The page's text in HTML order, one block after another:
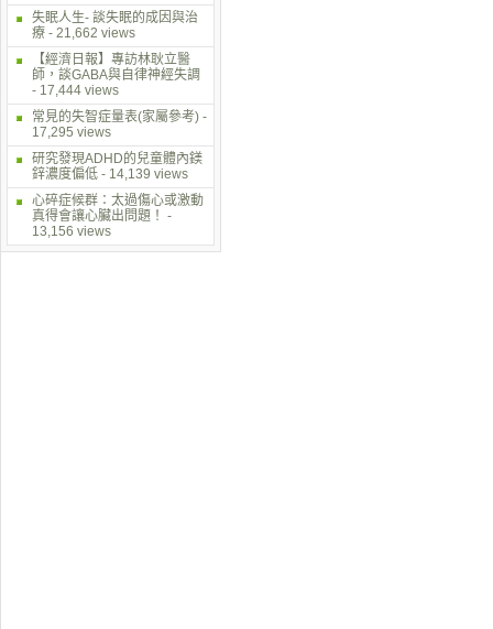
失眠人生- 談失眠的成因與治
療 - 21,662 views
【經濟日報】專訪林耿立醫
師，談GABA與自律神經失調
- 17,444 views
常見的失智症量表(家屬參考) -
17,295 views
研究發現ADHD的兒童體內鎂
鋅濃度偏低 - 14,139 views
心碎症候群：太過傷心或激動
真得會讓心臟出問題！ -
13,156 views